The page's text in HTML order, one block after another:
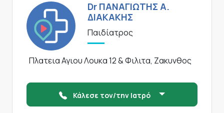
Dr ΠΑΝΑΓΙΩΤΗΣ Α.
ΔΙΑΚΑΚΗΣ
Παιδίατρος
Πλατεια Αγιου Λουκα 12 & Φιλιτα, Ζακυνθος
Κάλεσε τον/την Ιατρό